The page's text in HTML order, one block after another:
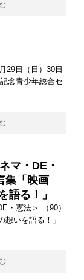
29日（日）30日
念青少年総合セ
マ・DE・
集「映画
語る！」
・憲法＞ （90）
想いを語る！」